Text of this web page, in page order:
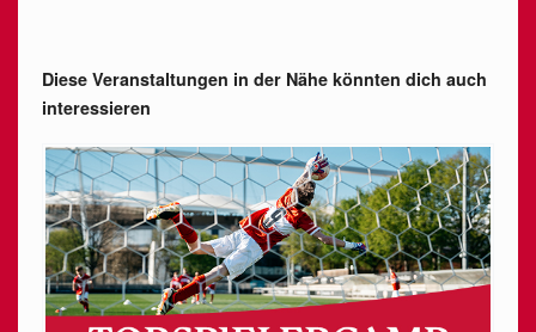
Diese Veranstaltungen in der Nähe könnten dich auch
interessieren